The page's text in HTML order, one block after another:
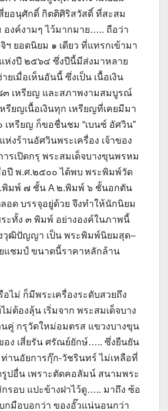
ยอนุศักดิ์ กิตติศิริสวัสดิ์ ที่สะสม
งค์งามๆ ไว้มากมาย….. ถือว่า
ฯ ยอดนิยม ๑ เดียว ที่แทรกเข้ามา
ห่งปี ๒๕๖๔ ซึ่งปีนี้มีส่งมาหลาย
ยเมื่อเห็นอันนี้ ซึ่งเป็น เนื้อเงิน
๓ เหรียญ และสภาพงามสมบูรณ์
รียญเนื้อเงินทุก เหรียญที่เคยมีมา
เหรียญ ก็ขอชื่นชม “เบนซ์ อัศวิน”
งร้านอัศวินพระเครื่อง เจ้าของ
ารเปิดกรุ พระสมเด็จบางขุนพรหม
อปี พ.ศ.๒๕๐๐ ได้พบ พระพิมพ์วัด
พิมพ์ ๗ ชั้น A ๒.พิมพ์ ๖ ชั้นอกตัน
ด บรรจุอยู่ด้วย จึงทำให้นักนิยม
ะทั้ง ๓ พิมพ์ อย่างองค์ในภาพนี้
วุฒิปัญญา เป็น พระพิมพ์นิยมสุด–
แชมป์ ขนาดนี้ราคาหลักล้าน
ไม่ ก็มีพระเครื่องระดับสวยถึง
ม่ต้องลุ้น เริ่มจาก พระสมเด็จบาง
คู่ กรุวัดใหม่อมตรส แขวงบางขุน
อง เสี่ยรัน ศรัณย์ยักษ์….. ซึ่งยืนยัน
ท่านอัยการกุ๊ก-วัชรินทร์ ไม่เหลือที่
ปอื่น เพราะตัดคอลัมน์ สนามพระ
กรอบ แปะข้างฝาไว้ดู….. มาถึง ซ้อ
กมือบอกว่า ของอั๊วแน่นอนกว่า